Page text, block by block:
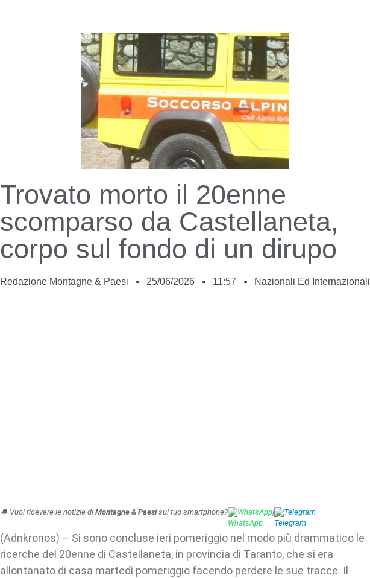
Trovato morto il 20enne
scomparso da Castellaneta,
corpo sul fondo di un dirupo
Redazione Montagne & Paesi 25/06/2026 11:57 Nazionali Ed Internazionali
🔔 Vuoi ricevere le notizie di Montagne & Paesisul tuo smartphone? WhatsApp| Telegram
(Adnkronos) – Si sono concluse ieri pomeriggio nel modo più drammatico le
ricerche del 20enne di Castellaneta, in provincia di Taranto, che si era
allontanato di casa martedì pomeriggio facendo perdere le sue tracce. Il